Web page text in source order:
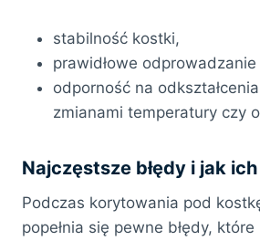
stabilność kostki,
prawidłowe
odporność na
zmianami temperatury czy
Najczęstsze błędy i jak
Podczas korytowania pod
popełnia się pewne błędy,